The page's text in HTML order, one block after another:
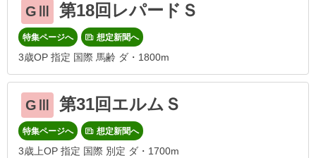
GⅢ 第18回レパードＳ
特集ページへ 想定新聞へ
3歳OP 指定 国際 馬齢 ダ・1800m
GⅢ 第31回エルムＳ
特集ページへ 想定新聞へ
3歳上OP 指定 国際 別定 ダ・1700m